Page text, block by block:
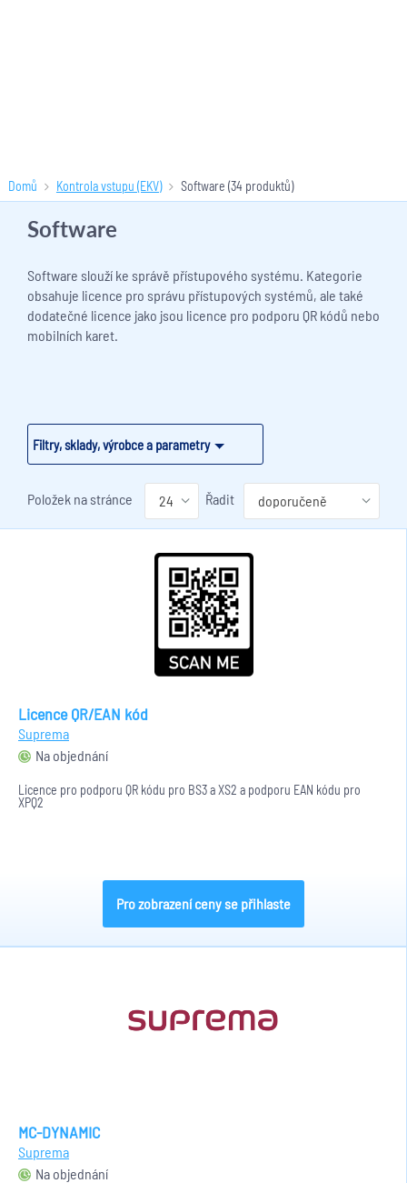
Domů Kontrola vstupu (EKV) Software (34 produktů)
Filtry, sklady, výrobce a parametry
Software
Software slouží ke správě přístupového systému. Kategorie
obsahuje licence pro správu přístupových systémů, ale také
dodatečné licence jako jsou licence pro podporu QR kódů nebo
mobilních karet.
Položek na stránce Řadit
Licence QR/EAN kód
Suprema
Na objednání
Licence pro podporu QR kódu pro BS3 a XS2 a podporu EAN kódu pro
XPQ2
Pro zobrazení ceny se přihlaste
MC-DYNAMIC
Suprema
Na objednání